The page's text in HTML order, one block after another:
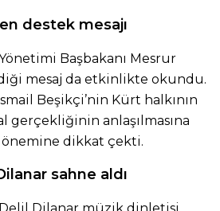
destek mesajı
Başbakanı Mesrur
mesaj da etkinlikte okundu.
Beşikçi’nin Kürt halkının
gerçekliğinin anlaşılmasına
dikkat çekti.
sahne aldı